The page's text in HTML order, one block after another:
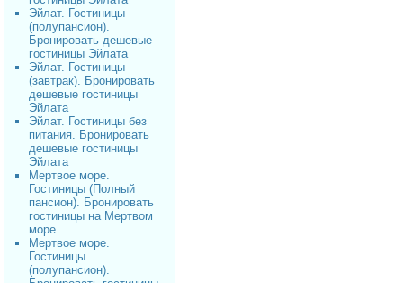
Эйлат. Гостиницы
(полупансион).
Бронировать дешевые
гостиницы Эйлата
Эйлат. Гостиницы
(завтрак). Бронировать
дешевые гостиницы
Эйлата
Эйлат. Гостиницы без
питания. Бронировать
дешевые гостиницы
Эйлата
Мертвое море.
Гостиницы (Полный
пансион). Бронировать
гостиницы на Мертвом
море
Мертвое море.
Гостиницы
(полупансион).